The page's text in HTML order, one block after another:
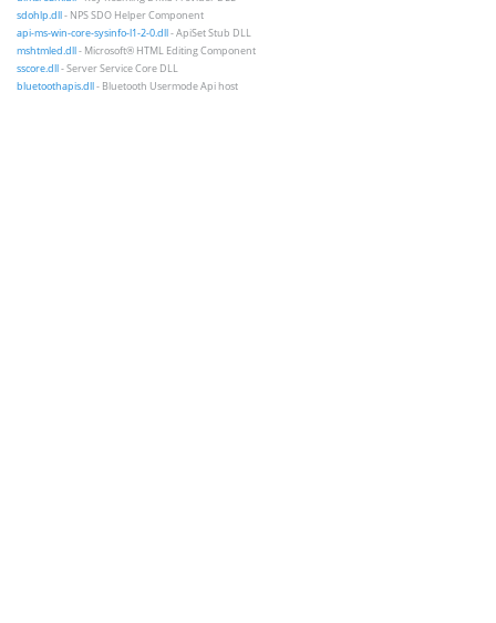
sdohlp.dll- NPS SDO Helper Component
api-ms-win-core-sysinfo-l1-2-0.dll- ApiSet Stub DLL
mshtmled.dll- Microsoft® HTML Editing Component
sscore.dll- Server Service Core DLL
bluetoothapis.dll- Bluetooth Usermode Api host